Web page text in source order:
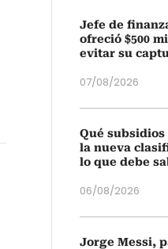
Jefe de
ofreció $500
evitar su
07/08/2026
Qué subsidios
la nueva
lo que debe
06/08/2026
Jorge Messi,